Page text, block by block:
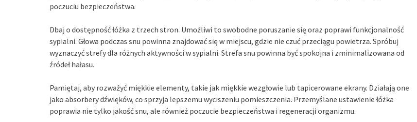
poczuciu bezpieczeństwa.
Dbaj o dostępność łóżka z trzech stron. Umożliwi to swobodne poruszanie się oraz poprawi funkcjonalność
sypialni. Głowa podczas snu powinna znajdować się w miejscu, gdzie nie czuć przeciągu powietrza. Spróbuj
wyznaczyć strefy dla różnych aktywności w sypialni. Strefa snu powinna być spokojna i zminimalizowana od
źródeł hałasu.
Pamiętaj, aby rozważyć miękkie elementy, takie jak miękkie wezgłowie lub tapicerowane ekrany. Działają one
jako absorbery dźwięków, co sprzyja lepszemu wyciszeniu pomieszczenia. Przemyślane ustawienie łóżka
poprawia nie tylko jakość snu, ale również poczucie bezpieczeństwa i regeneracji organizmu.